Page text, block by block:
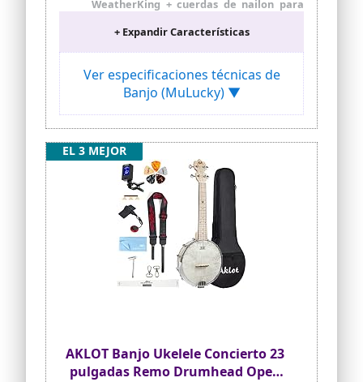
WeatherKing + cuerdas de nailon para
ukelele
Artesanía de madera de sapele: cuerpo
satinado marrón oscuro de 23 pulgadas,
resonancia mejorada y resistencia a la
humedad
Kit de viaje profesional: incluye bolsa
celuloide y guía de inicio de bluegrass
Portabilidad lista para el escenario:
ligero (1,8 kg) con correas de mochila,
perfecto para busking, fogatas o
conciertos acogedores en cafetería
♪ Suave jugabilidad: cuerdas de nailon de
baja acción y tutoriales para
principiantes: desbloquea melodías folk,
jazz o celtas.
+ Expandir Características
Ver especificaciones técnicas de
Banjo (MuLucky) ▼
AKLOT Banjo Ukelele Concierto 23
pulgadas Remo Drumhead Open
EL 3 MEJOR